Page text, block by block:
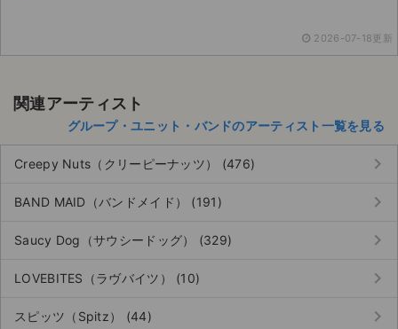
ご利用ガイド
ご利用ガイド
手数料・お支払い方法
よくある質問
2026-07-18更新
関連アーティスト
グループ・ユニット・バンドのアーティスト一覧を見る
Creepy Nuts（クリーピーナッツ） (476) keyboard_arrow_right
BAND MAID（バンドメイド） (191) keyboard_arrow_right
Saucy Dog（サウシードッグ） (329) keyboard_arrow_right
LOVEBITES（ラヴバイツ） (10) keyboard_arrow_right
スピッツ（Spitz） (44) keyboard_arrow_right